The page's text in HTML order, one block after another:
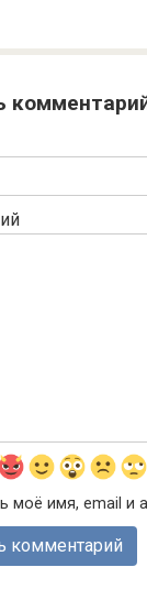
моё имя, email и